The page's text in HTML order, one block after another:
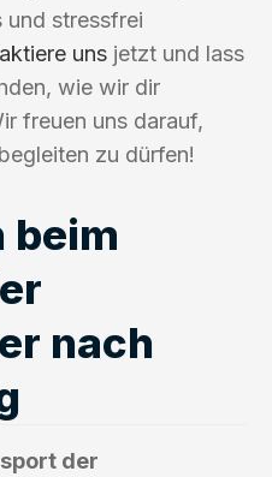
und stressfrei
uns jetzt und lass
wie wir dir
freuen uns darauf,
zu dürfen!
beim
nach
der